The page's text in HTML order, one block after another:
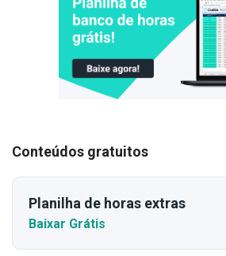
Conteúdos gratuitos
Planilha de horas extras
Baixar Grátis